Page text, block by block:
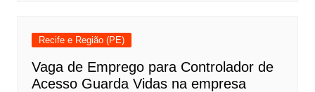
Recife e Região (PE)
Vaga de Emprego para Controlador de
Acesso Guarda Vidas na empresa